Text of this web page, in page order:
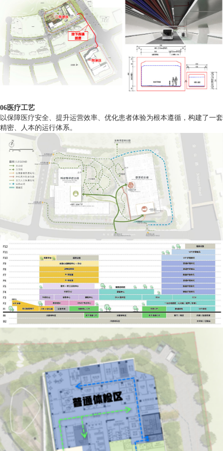
06医疗工艺
以保障医疗安全、提升运营效率、优化患者体验为根本遵循，构建了一套
精密、人本的运行体系。